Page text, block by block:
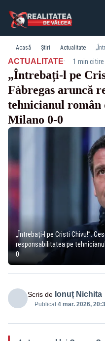
Acasă Știri Actualitate
ACTUALITATE· 1 min citire
„Întrebați-l pe
Fàbregas aruncă
tehnicianul român
Milano 0-0
„Întrebați-l pe Cristi Chivu!”.
responsabilitatea pe
0
Scris de Ionuț Nichita
Publicat:4 mar. 2026,